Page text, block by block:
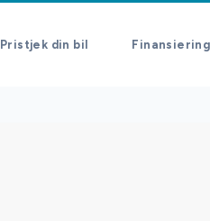
Pristjek din bil Finansiering